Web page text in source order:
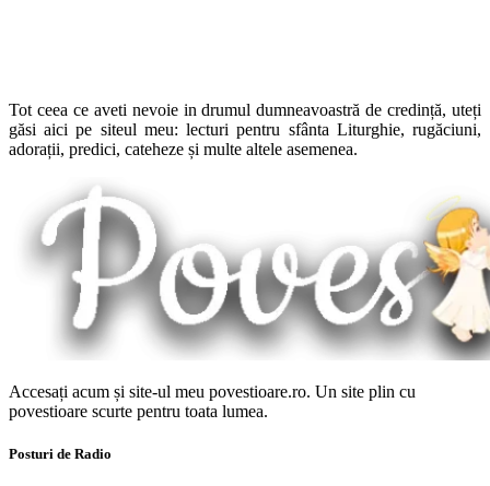
Tot ceea ce aveti nevoie in drumul dumneavoastră de credință, uteți
găsi aici pe siteul meu: lecturi pentru sfânta Liturghie, rugăciuni,
adorații, predici, cateheze și multe altele asemenea.
Accesați acum și site-ul meu povestioare.ro. Un site plin cu
povestioare scurte pentru toata lumea.
Posturi de Radio